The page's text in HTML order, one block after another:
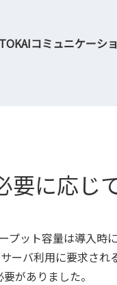
コミュニケーシ
要に応じ
プット容量は導入時
ーバ利用に要求さ
がありました。